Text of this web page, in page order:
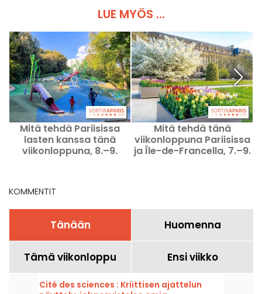
LUE MYÖS ...
Mitä tehdä Pariisissa
lasten kanssa tänä
viikonloppuna, 8.–9.
Mitä tehdä tänä
viikonloppuna Pariisissa
ja Île-de-Francella, 7.–9.
KOMMENTIT
Tänään Huomenna
Tämä viikonloppu Ensi viikko
Cité des sciences : Kriittisen ajattelun